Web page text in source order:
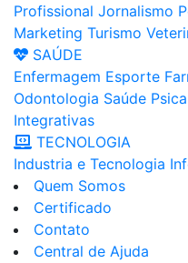
Profissional Jornalismo
Marketing Turismo
SAÚDE
Enfermagem Esporte
Odontologia Saúde
Integrativas
TECNOLOGIA
Industria e Tecnologia
Quem Somos
Certificado
Contato
Central de Ajuda